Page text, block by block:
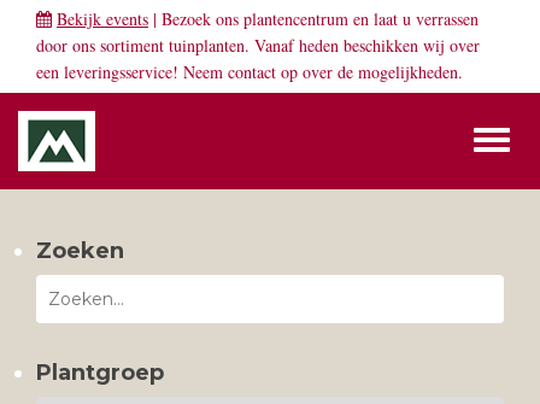
Bekijk events | Bezoek ons plantencentrum en laat u verrassen
door ons sortiment tuinplanten. Vanaf heden beschikken wij over
een leveringsservice! Neem contact op over de mogelijkheden.
Zoeken
Plantgroep